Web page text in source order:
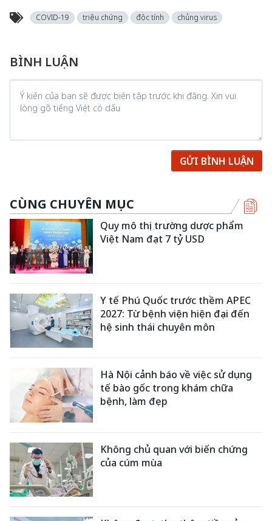
COVID-19 triệu chứng độc tính chủng virus
BÌNH LUẬN
GỬI BÌNH LUẬN
CÙNG CHUYÊN MỤC
Quy mô thị trường dược phẩm
Việt Nam đạt 7 tỷ USD
Y tế Phú Quốc trước thềm APEC
2027: Từ bệnh viện hiện đại đến
hệ sinh thái chuyên môn
Hà Nội cảnh báo về việc sử dụng
tế bào gốc trong khám chữa
bệnh, làm đẹp
Không chủ quan với biến chứng
của cúm mùa